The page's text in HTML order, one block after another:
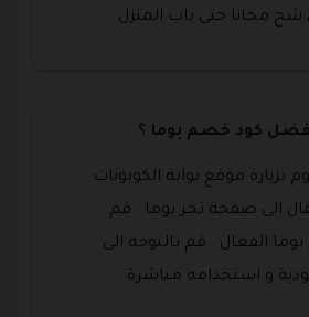
مجانا حتى باب المنزل .
كود خصم بوما ؟
بزيارة موقع بوابة الكوبونات .
الى صفحة تجر بوما . قم
الفعال . قم بالتوجه الى
و استخدامه مباشرة .